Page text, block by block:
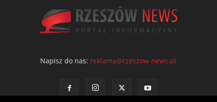
Napisz do nas: reklama@rzeszow-news.pl